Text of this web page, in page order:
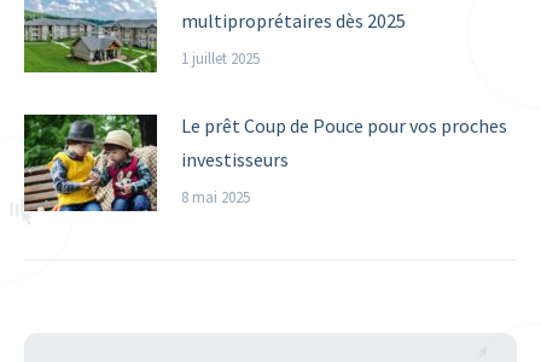
multiproprétaires dès 2025
1 juillet 2025
Le prêt Coup de Pouce pour vos proches
investisseurs
8 mai 2025